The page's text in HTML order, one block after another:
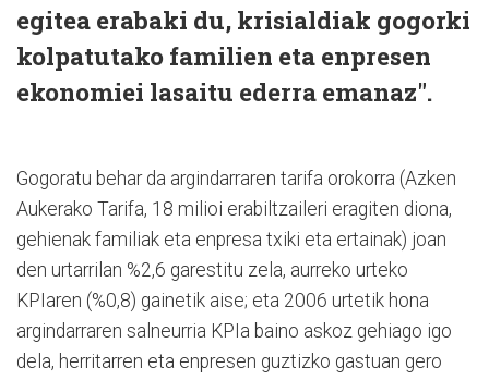
egitea erabaki du, krisialdiak gogorki
kolpatutako familien eta enpresen
ekonomiei lasaitu ederra emanaz".
Gogoratu behar da argindarraren tarifa orokorra (Azken
Aukerako Tarifa, 18 milioi erabiltzaileri eragiten diona,
gehienak familiak eta enpresa txiki eta ertainak) joan
den urtarrilan %2,6 garestitu zela, aurreko urteko
KPIaren (%0,8) gainetik aise; eta 2006 urtetik hona
argindarraren salneurria KPIa baino askoz gehiago igo
dela, herritarren eta enpresen guztizko gastuan gero